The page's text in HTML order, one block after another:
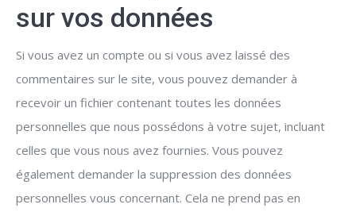
sur vos données
Si vous avez un compte ou si vous avez laissé des
commentaires sur le site, vous pouvez demander à
recevoir un fichier contenant toutes les données
personnelles que nous possédons à votre sujet, incluant
celles que vous nous avez fournies. Vous pouvez
également demander la suppression des données
personnelles vous concernant. Cela ne prend pas en